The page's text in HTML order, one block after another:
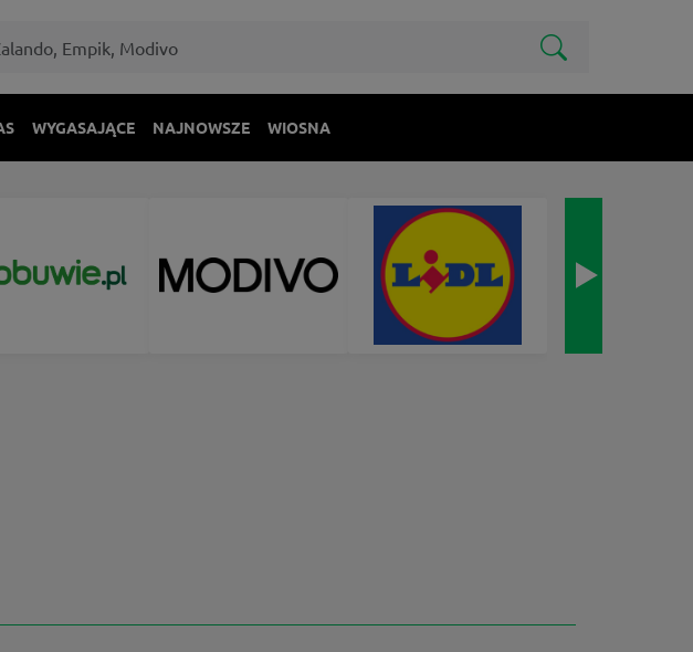
WYGASAJĄCE NAJNOWSZE WIOSNA